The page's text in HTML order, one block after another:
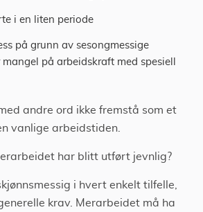
i en liten periode
på grunn av sesongmessige
på arbeidskraft med spesiell
andre ord ikke fremstå som et
vanlige arbeidstiden.
har blitt utført jevnlig?
i hvert enkelt tilfelle,
krav. Merarbeidet må ha